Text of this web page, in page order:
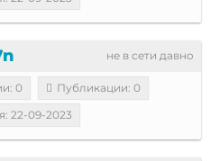
не в сети давно
0
Публикации: 0
22-09-2023